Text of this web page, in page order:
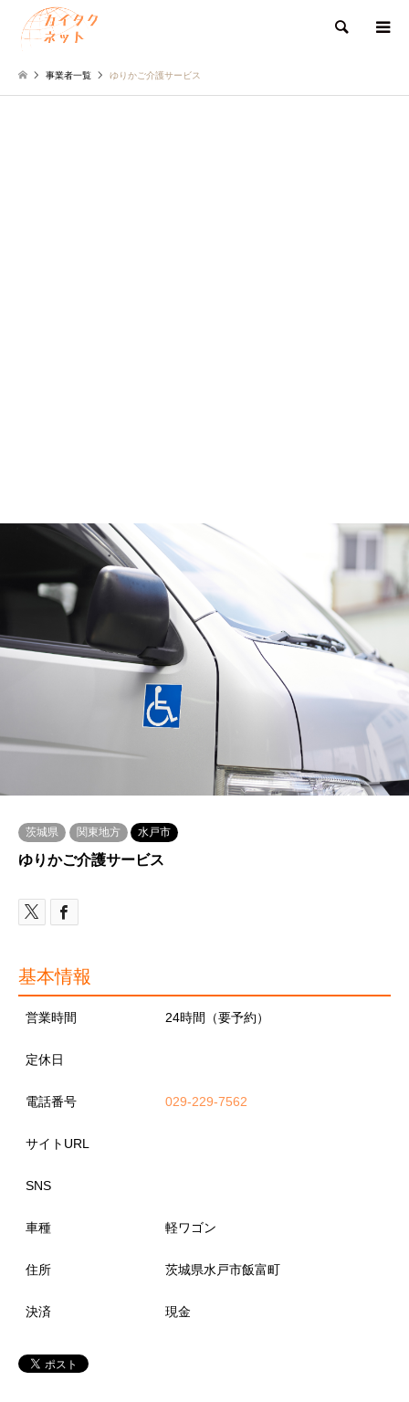
検索
事業者一覧 ゆりかご介護サービス
茨城県 関東地方 水戸市
ゆりかご介護サービス
基本情報
営業時間 24時間（要予約）
定休日
電話番号 029-229-7562
サイトURL
SNS
車種 軽ワゴン
住所 茨城県水戸市飯富町
決済 現金